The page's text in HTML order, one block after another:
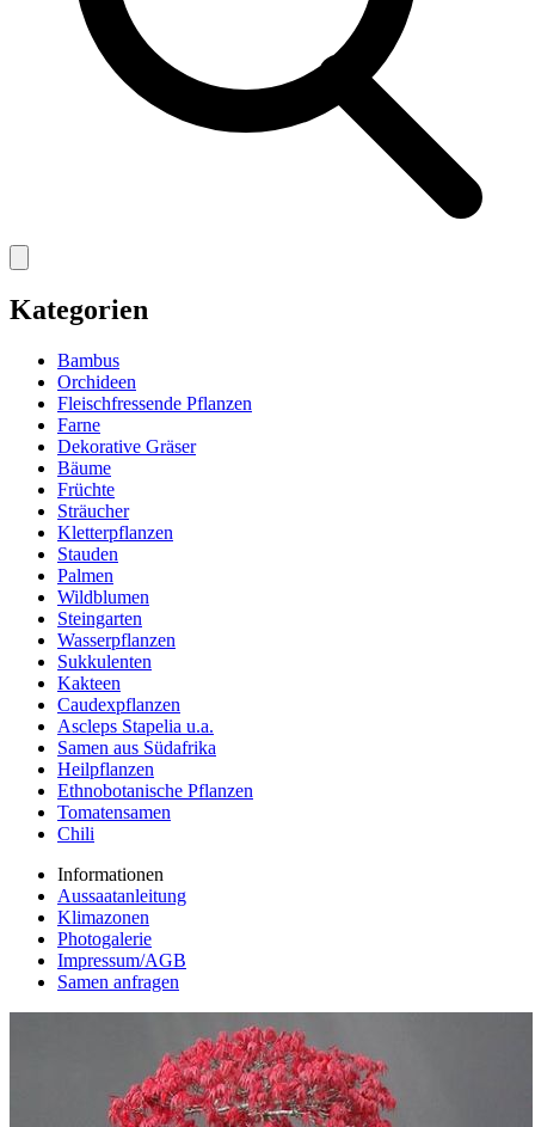
Kategorien
Bambus
Orchideen
Fleischfressende Pflanzen
Farne
Dekorative Gräser
Bäume
Früchte
Sträucher
Kletterpflanzen
Stauden
Palmen
Wildblumen
Steingarten
Wasserpflanzen
Sukkulenten
Kakteen
Caudexpflanzen
Ascleps Stapelia u.a.
Samen aus Südafrika
Heilpflanzen
Ethnobotanische Pflanzen
Tomatensamen
Chili
Informationen
Aussaatanleitung
Klimazonen
Photogalerie
Impressum/AGB
Samen anfragen